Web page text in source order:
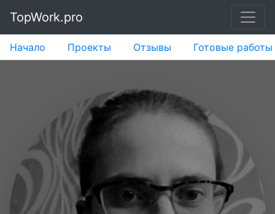
TopWork.pro
Начало Проекты Отзывы Готовые работы